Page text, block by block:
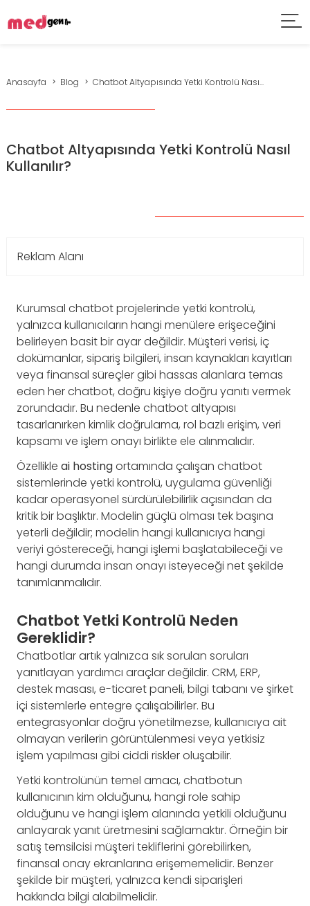
Anasayfa Blog Chatbot Altyapısında Yetki Kontrolü Nası...
Chatbot Altyapısında Yetki Kontrolü Nasıl
Kullanılır?
Reklam Alanı
Kurumsal chatbot projelerinde yetki kontrolü,
yalnızca kullanıcıların hangi menülere erişeceğini
belirleyen basit bir ayar değildir. Müşteri verisi, iç
dokümanlar, sipariş bilgileri, insan kaynakları kayıtları
veya finansal süreçler gibi hassas alanlara temas
eden her chatbot, doğru kişiye doğru yanıtı vermek
zorundadır. Bu nedenle chatbot altyapısı
tasarlanırken kimlik doğrulama, rol bazlı erişim, veri
kapsamı ve işlem onayı birlikte ele alınmalıdır.
Özellikle ai hostingortamında çalışan chatbot
sistemlerinde yetki kontrolü, uygulama güvenliği
kadar operasyonel sürdürülebilirlik açısından da
kritik bir başlıktır. Modelin güçlü olması tek başına
yeterli değildir; modelin hangi kullanıcıya hangi
veriyi göstereceği, hangi işlemi başlatabileceği ve
hangi durumda insan onayı isteyeceği net şekilde
tanımlanmalıdır.
Chatbot Yetki Kontrolü Neden
Gereklidir?
Chatbotlar artık yalnızca sık sorulan soruları
yanıtlayan yardımcı araçlar değildir. CRM, ERP,
destek masası, e-ticaret paneli, bilgi tabanı ve şirket
içi sistemlerle entegre çalışabilirler. Bu
entegrasyonlar doğru yönetilmezse, kullanıcıya ait
olmayan verilerin görüntülenmesi veya yetkisiz
işlem yapılması gibi ciddi riskler oluşabilir.
Yetki kontrolünün temel amacı, chatbotun
kullanıcının kim olduğunu, hangi role sahip
olduğunu ve hangi işlem alanında yetkili olduğunu
anlayarak yanıt üretmesini sağlamaktır. Örneğin bir
satış temsilcisi müşteri tekliflerini görebilirken,
finansal onay ekranlarına erişememelidir. Benzer
şekilde bir müşteri, yalnızca kendi siparişleri
hakkında bilgi alabilmelidir.